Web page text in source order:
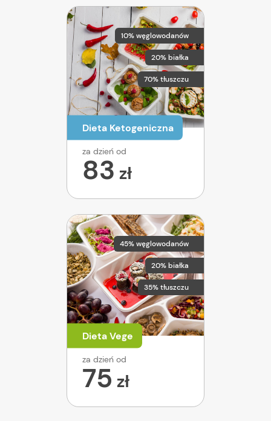
10% węglowodanów
20% białka
70% tłuszczu
Dieta Ketogeniczna
za dzień od
83 zł
45% węglowodanów
20% białka
35% tłuszczu
Dieta Vege
za dzień od
75 zł